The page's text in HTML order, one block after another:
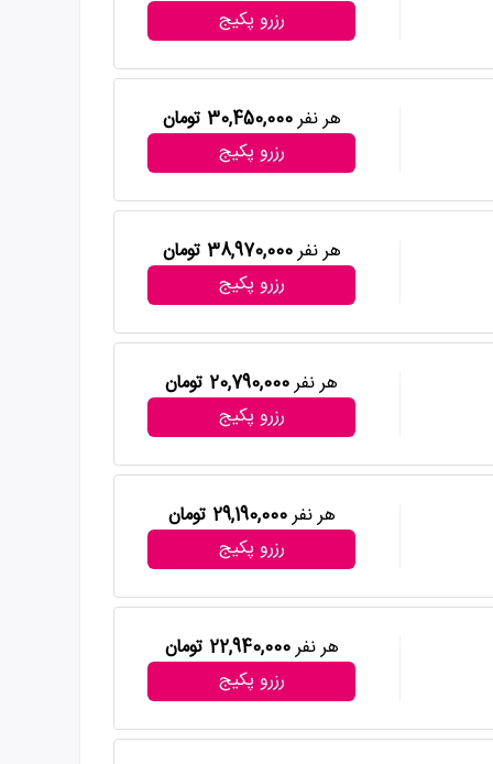
رزرو پکیج
هر نفر30,450,000 تومان
رزرو پکیج
هر نفر38,970,000 تومان
رزرو پکیج
هر نفر20,790,000 تومان
رزرو پکیج
هر نفر29,190,000 تومان
رزرو پکیج
هر نفر22,940,000 تومان
رزرو پکیج